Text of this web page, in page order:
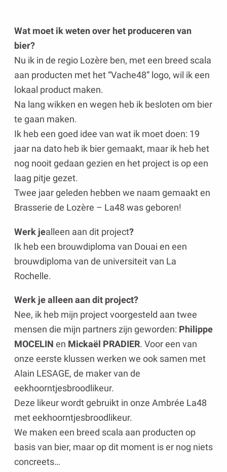
Wat moet ik weten over het produceren van
bier?
Nu ik in de regio Lozère ben, met een breed scala
aan producten met het “Vache48” logo, wil ik een
lokaal product maken.
Na lang wikken en wegen heb ik besloten om bier
te gaan maken.
Ik heb een goed idee van wat ik moet doen: 19
jaar na dato heb ik bier gemaakt, maar ik heb het
nog nooit gedaan gezien en het project is op een
laag pitje gezet.
Twee jaar geleden hebben we naam gemaakt en
Brasserie de Lozère – La48 was geboren!
Werk jealleen aan dit project?
Ik heb een brouwdiploma van Douai en een
brouwdiploma van de universiteit van La
Rochelle.
Werk je alleen aan dit project?
Nee, ik heb mijn project voorgesteld aan twee
mensen die mijn partners zijn geworden: Philippe
MOCELIN en Mickaël PRADIER. Voor een van
onze eerste klussen werken we ook samen met
Alain LESAGE, de maker van de
eekhoorntjesbroodlikeur.
Deze likeur wordt gebruikt in onze Ambrée La48
met eekhoorntjesbroodlikeur.
We maken een breed scala aan producten op
basis van bier, maar op dit moment is er nog niets
concreets…